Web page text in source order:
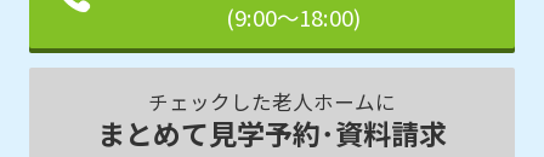
(9:00～18:00)
チェックした老人ホームに
まとめて見学予約･資料請求